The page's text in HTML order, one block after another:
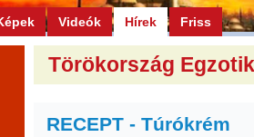
Videók Hírek Friss
Törökország
RECEPT - Túrókrém